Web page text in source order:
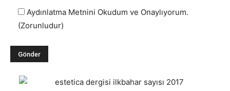
Aydınlatma Metnini Okudum ve Onaylıyorum.
(Zorunludur)